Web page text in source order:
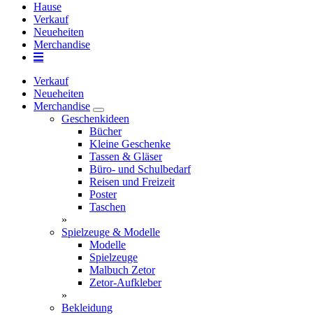
Hause
Verkauf
Neueheiten
Merchandise
Verkauf
Neueheiten
Merchandise
Geschenkideen
Bücher
Kleine Geschenke
Tassen & Gläser
Büro- und Schulbedarf
Reisen und Freizeit
Poster
Taschen
»
Spielzeuge & Modelle
Modelle
Spielzeuge
Malbuch Zetor
Zetor-Aufkleber
»
Bekleidung